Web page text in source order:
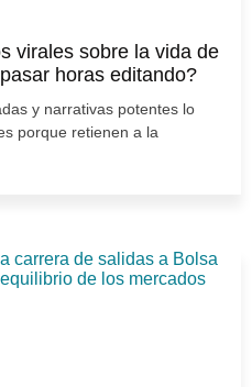
virales sobre la vida de
horas editando?
y narrativas potentes lo
porque retienen a la